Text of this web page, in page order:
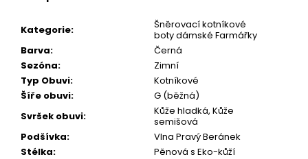
Kategorie:
Šněrovací kotníkové
boty dámské Farmářky
Barva:
Černá
Sezóna:
Zimní
Typ Obuvi:
Kotníkové
Šíře obuvi:
G (běžná)
Svršek obuvi:
Kůže hladká, Kůže
semišová
Podšívka:
Vlna Pravý Beránek
Stélka:
Pěnová s Eko-kůží
Původně:
Kč